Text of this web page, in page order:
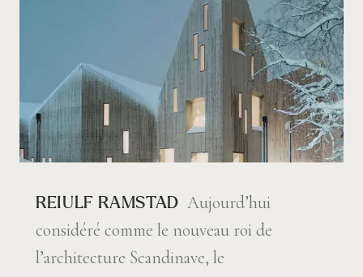
REIULF RAMSTAD Aujourd’hui
considéré comme le nouveau roi de
l’architecture Scandinave, le